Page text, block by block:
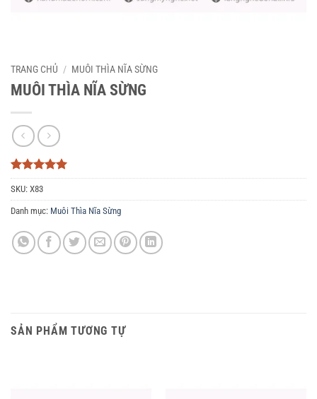
TRANG CHỦ / MUÔI THÌA NĨA SỪNG
MUÔI THÌA NĨA SỪNG
5trên 5
dựa trên
3
đánh giá
SKU: X83
Danh mục: Muôi Thìa Nĩa Sừng
SẢN PHẨM TƯƠNG TỰ